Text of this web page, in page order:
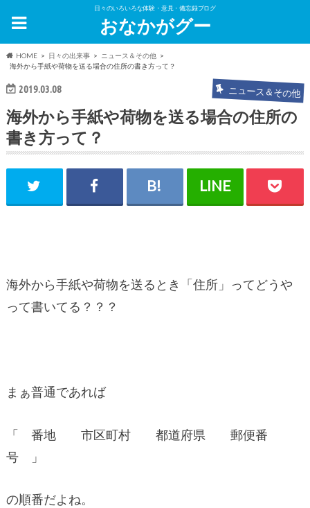
日々のいろいろな体験・意見・備忘録ブログ
おなかがグー
HOME 日々の出来事
ニュース＆その他
海外から手紙や荷物を送る場合の住所の書き方って？
2019.03.08 ニュース＆その他
海外から手紙や荷物を送る場合の住所の
書き方って？
海外から手紙や荷物を送るとき「住所」ってどうや
って書いてる？？？
まぁ普通であれば
「 番地 市区町村 都道府県 郵便番
号 」
の順番だよね。